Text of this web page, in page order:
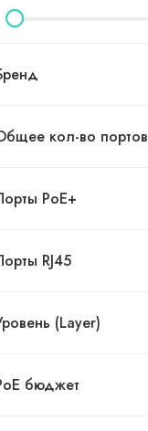
кол-во портов
PoE+
RJ45
(Layer)
бюджет